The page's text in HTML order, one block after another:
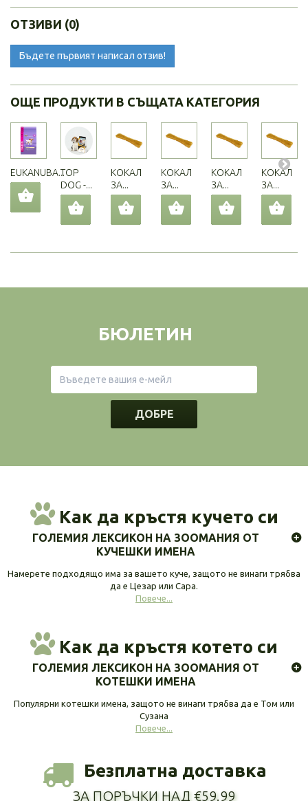
ОТЗИВИ (0)
Бъдете първият написал отзив!
ОЩЕ ПРОДУКТИ В СЪЩАТА КАТЕГОРИЯ
EUKANUBA...TOP
DOG -...
КОКАЛ
ЗА...
КОКАЛ
ЗА...
КОКАЛ
ЗА...
КОКАЛ
ЗА...
БЮЛЕТИН
ДОБРЕ
Как да кръстя кучето си
ГОЛЕМИЯ ЛЕКСИКОН НА ЗООМАНИЯ ОТ
КУЧЕШКИ ИМЕНА
Намерете подходящо има за вашето куче, защото не винаги трябва
да е Цезар или Сара.
Повече...
Как да кръстя котето си
ГОЛЕМИЯ ЛЕКСИКОН НА ЗООМАНИЯ ОТ
КОТЕШКИ ИМЕНА
Популярни котешки имена, защото не винаги трябва да е Том или
Сузана
Повече...
Безплатна доставка
ЗА ПОРЪЧКИ НАД €59.99